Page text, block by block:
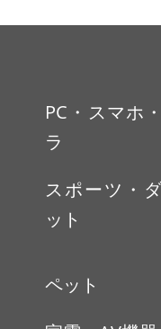
PC・スマホ
ラ
スポーツ・
ット
ペット